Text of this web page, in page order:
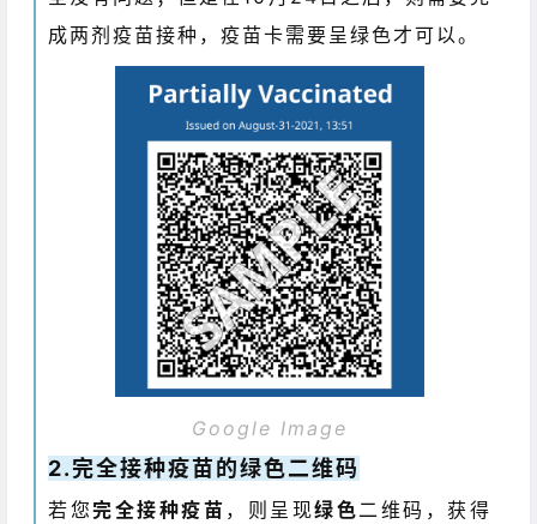
成两剂疫苗接种，疫苗卡需要呈绿色才可以。
Google Image
2.完全接种疫苗的绿色二维码
若您完全接种疫苗 ，则呈现绿色二维码，获得